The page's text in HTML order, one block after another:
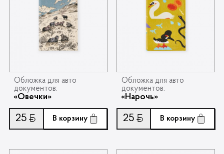
Обложка для авто
документов:
«Овечки»
25 Ƃ В корзину
Обложка для авто
документов:
«Нарочь»
25 Ƃ В корзину